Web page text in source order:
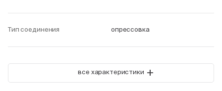
Тип соединения опрессовка
все характеристики +